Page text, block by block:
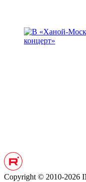
Copyright © 2010-2026